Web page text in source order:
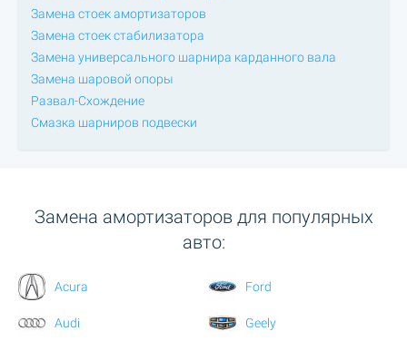
Замена стоек амортизаторов
Замена стоек стабилизатора
Замена универсального шарнира карданного вала
Замена шаровой опоры
Развал-Схождение
Смазка шарниров подвески
Замена амортизаторов для популярных
авто:
Acura
Audi
Ford
Geely